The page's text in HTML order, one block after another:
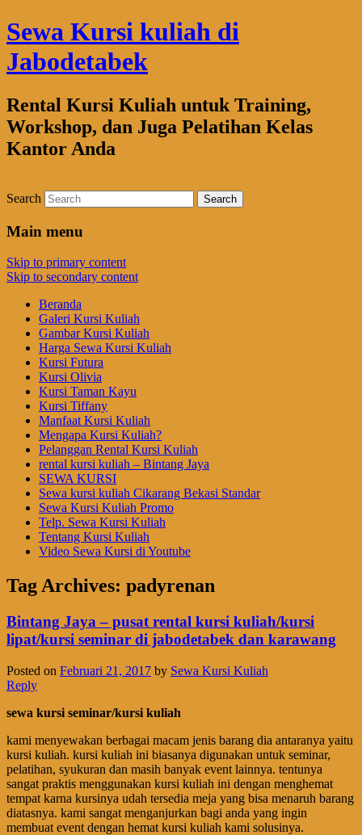
Sewa Kursi kuliah di
Jabodetabek
Rental Kursi Kuliah untuk Training,
Workshop, dan Juga Pelatihan Kelas
Kantor Anda
Search
Main menu
Skip to primary content
Skip to secondary content
Beranda
Galeri Kursi Kuliah
Gambar Kursi Kuliah
Harga Sewa Kursi Kuliah
Kursi Futura
Kursi Olivia
Kursi Taman Kayu
Kursi Tiffany
Manfaat Kursi Kuliah
Mengapa Kursi Kuliah?
Pelanggan Rental Kursi Kuliah
rental kursi kuliah – Bintang Jaya
SEWA KURSI
Sewa kursi kuliah Cikarang Bekasi Standar
Sewa Kursi Kuliah Promo
Telp. Sewa Kursi Kuliah
Tentang Kursi Kuliah
Video Sewa Kursi di Youtube
Tag Archives: padyrenan
Bintang Jaya – pusat rental kursi kuliah/kursi
lipat/kursi seminar di jabodetabek dan karawang
Posted on Februari 21, 2017 by Sewa Kursi Kuliah
Reply
sewa kursi seminar/kursi kuliah
kami menyewakan berbagai macam jenis barang dia antaranya yaitu
kursi kuliah. kursi kuliah ini biasanya digunakan untuk seminar,
pelatihan, syukuran dan masih banyak event lainnya. tentunya
sangat praktis menggunakan kursi kuliah ini dengan menghemat
tempat karna kursinya udah tersedia meja yang bisa menaruh barang
diatasnya. kami sangat menganjurkan bagi anda yang ingin
membuat event dengan hemat kursi kuliah kami solusinya.